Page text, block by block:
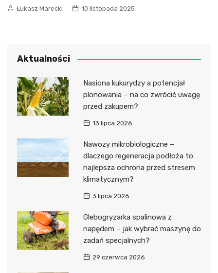
Łukasz Marecki 10 listopada 2025
Aktualności
Nasiona kukurydzy a potencjał
plonowania – na co zwrócić uwagę
przed zakupem?
13 lipca 2026
Nawozy mikrobiologiczne –
dlaczego regeneracja podłoża to
najlepsza ochrona przed stresem
klimatycznym?
3 lipca 2026
Glebogryzarka spalinowa z
napędem – jak wybrać maszynę do
zadań specjalnych?
29 czerwca 2026